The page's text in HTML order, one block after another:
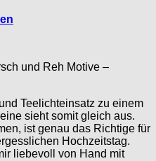
und Reh Motive –
Teelichteinsatz zu einem
sieht somit gleich aus.
ist genau das Richtige für
Hochzeitstag.
liebevoll von Hand mit